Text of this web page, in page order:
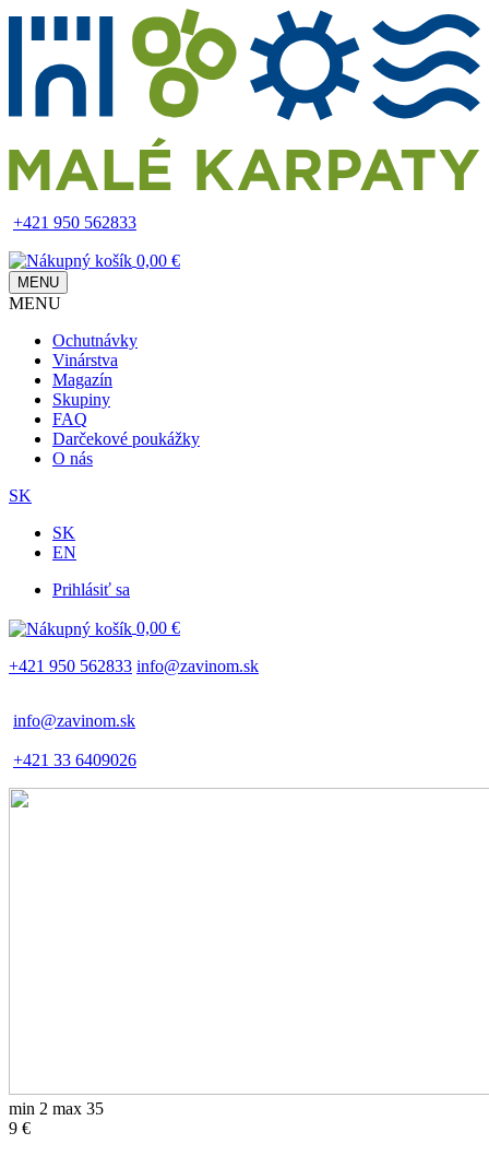
Skip
content
+421 950 562833
0,00 €
MENU
navigation
MENU
Ochutnávky
Vinárstva
Magazín
Skupiny
FAQ
Darčekové poukážky
O nás
SK
SK
EN
menu
Prihlásiť sa
0,00 €
+421 950 562833 info@zavinom.sk
info@zavinom.sk
+421 33 6409026
min 2 max 35
9 €